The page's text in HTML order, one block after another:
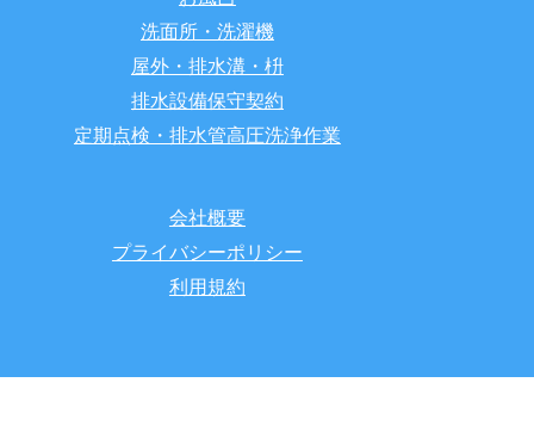
洗面所・洗濯機
屋外・排水溝・枡
排水設備保守契約
定期点検・排水管高圧洗浄作業
会社概要
プライバシーポリシー
利用規約